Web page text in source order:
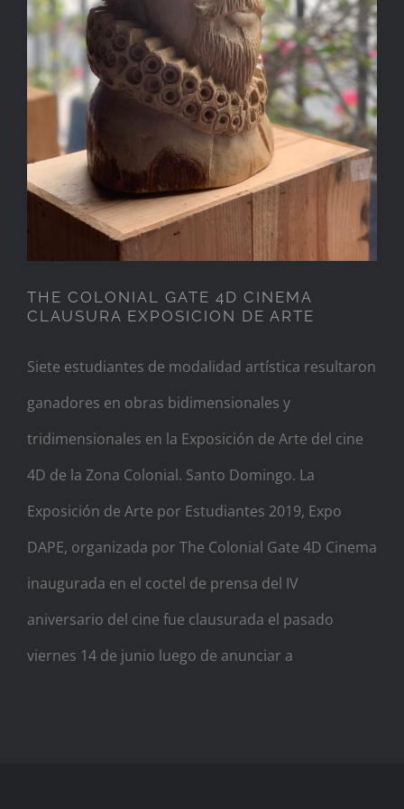
CINEMA CLAUSURA
EXPOSICION DE ARTE
THE COLONIAL GATE 4D CINEMA
CLAUSURA EXPOSICION DE ARTE
Siete estudiantes de modalidad artística resultaron
ganadores en obras bidimensionales y
tridimensionales en la Exposición de Arte del cine
4D de la Zona Colonial. Santo Domingo. La
Exposición de Arte por Estudiantes 2019, Expo
DAPE, organizada por The Colonial Gate 4D Cinema
inaugurada en el coctel de prensa del IV
aniversario del cine fue clausurada el pasado
viernes 14 de junio luego de anunciar a